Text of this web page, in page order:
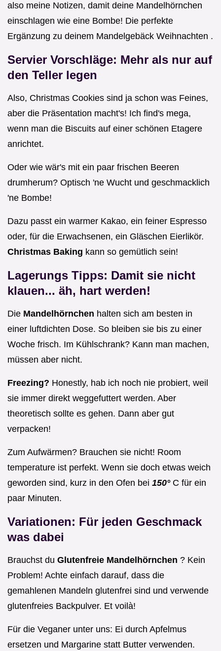
also meine Notizen, damit deine Mandelhörnchen
einschlagen wie eine Bombe! Die perfekte
Ergänzung zu deinem Mandelgebäck Weihnachten .
Servier Vorschläge: Mehr als nur auf
den Teller legen
Also, Christmas Cookies sind ja schon was Feines,
aber die Präsentation macht's! Ich find's mega,
wenn man die Biscuits auf einer schönen Etagere
anrichtet.
Oder wie wär's mit ein paar frischen Beeren
drumherum? Optisch 'ne Wucht und geschmacklich
'ne Bombe!
Dazu passt ein warmer Kakao, ein feiner Espresso
oder, für die Erwachsenen, ein Gläschen Eierlikör.
Christmas Baking kann so gemütlich sein!
Lagerungs Tipps: Damit sie nicht
klauen... äh, hart werden!
Die Mandelhörnchen halten sich am besten in
einer luftdichten Dose. So bleiben sie bis zu einer
Woche frisch. Im Kühlschrank? Kann man machen,
müssen aber nicht.
Freezing? Honestly, hab ich noch nie probiert, weil
sie immer direkt weggefuttert werden. Aber
theoretisch sollte es gehen. Dann aber gut
verpacken!
Zum Aufwärmen? Brauchen sie nicht! Room
temperature ist perfekt. Wenn sie doch etwas weich
geworden sind, kurz in den Ofen bei 150° C für ein
paar Minuten.
Variationen: Für jeden Geschmack
was dabei
Brauchst du Glutenfreie Mandelhörnchen ? Kein
Problem! Achte einfach darauf, dass die
gemahlenen Mandeln glutenfrei sind und verwende
glutenfreies Backpulver. Et voilà!
Für die Veganer unter uns: Ei durch Apfelmus
ersetzen und Margarine statt Butter verwenden.